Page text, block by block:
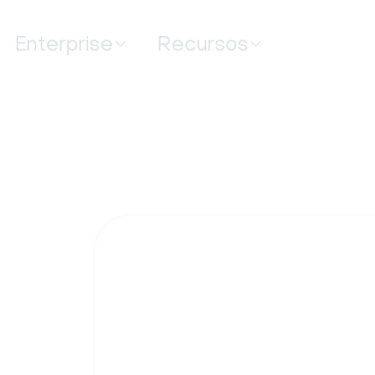
Enterprise Recursos